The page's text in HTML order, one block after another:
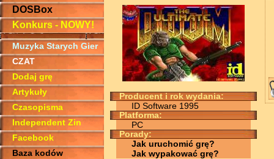
DOSBox
Konkurs - NOWY!
Muzyka Starych Gier
CZAT
Dodaj grę
Artykuły
Czasopisma
Independent Zin
Facebook
Baza kodów
Producent i rok wydania:
ID Software 1995
Platforma:
PC
Porady:
Jak uruchomić grę?
Jak wypakować grę?